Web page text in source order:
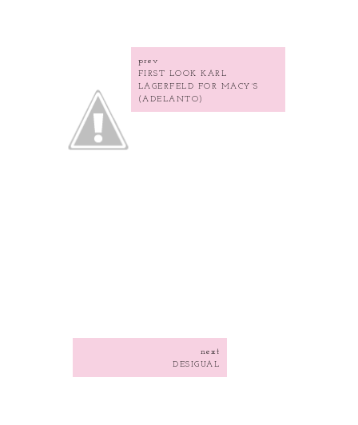
prev
FIRST LOOK KARL
LAGERFELD FOR MACY´S
(ADELANTO)
next
DESIGUAL